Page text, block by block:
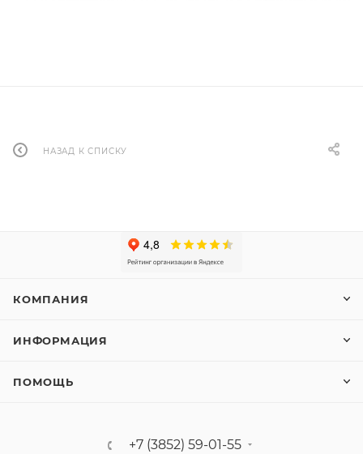
НАЗАД К СПИСКУ
КОМПАНИЯ
ИНФОРМАЦИЯ
ПОМОЩЬ
+7 (3852) 59-01-55